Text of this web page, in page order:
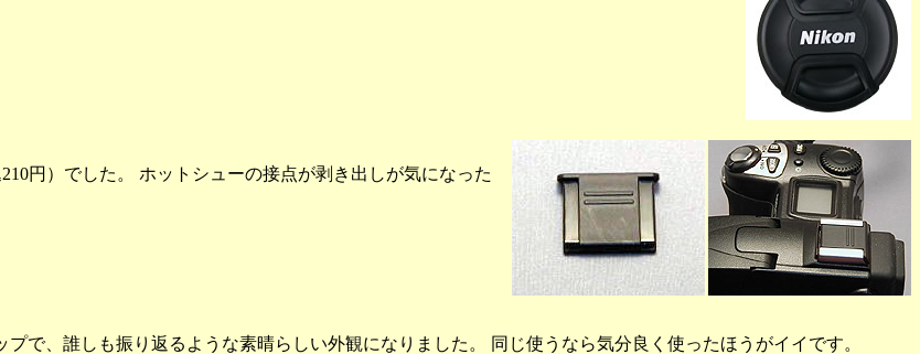
円）でした。 ホットシューの接点が剥き出しが気になった
プで、誰しも振り返るような素晴らしい外観になりました。 同じ使うなら気分良く使ったほうがイイです。